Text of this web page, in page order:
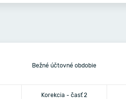
Bežné účtovné obdobie
Korekcia - časť 2